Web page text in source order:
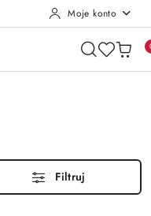
Moje konto
Filtruj